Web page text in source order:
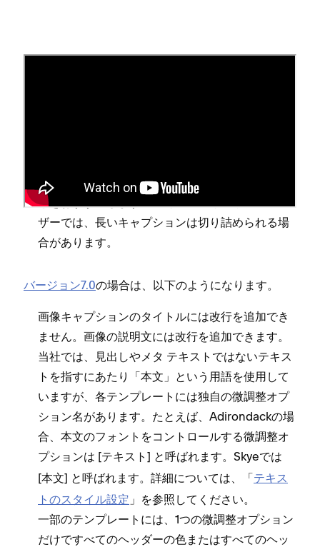
キ⁠ャプシ⁠ョンが画像に重なる場合は⁠、そうするこ
とをおすすめします⁠。一部のデバイスやブラウ
ザ⁠ーでは⁠、長いキ⁠ャプシ⁠ョンは切り詰められる場
合があります⁠。
バ⁠ージ⁠ョン7⁠.0の場合は⁠、以下のようになります⁠。
画像キ⁠ャプシ⁠ョンのタイトルには改行を追加でき
ません⁠。画像の説明文には改行を追加できます⁠。
当社では⁠、見出しやメタ テキストではないテキス
トを指すにあたり「⁠本文⁠」という用語を使用して
いますが⁠、各テンプレ⁠ートには独自の微調整オプ
シ⁠ョン名があります⁠。たとえば⁠、Adirondackの場
合⁠、本文のフ⁠ォントをコントロ⁠ールする微調整オ
プシ⁠ョンは [⁠テキスト ⁠] と呼ばれます⁠。Skyeでは
[⁠本文⁠] と呼ばれます⁠。詳細については⁠、「⁠テキス
トのスタイル設定 ⁠」を参照してください⁠。
一部のテンプレ⁠ートには⁠、1つの微調整オプシ⁠ョン
だけですべてのヘ⁠ッダ⁠ーの色またはすべてのヘ⁠ッ